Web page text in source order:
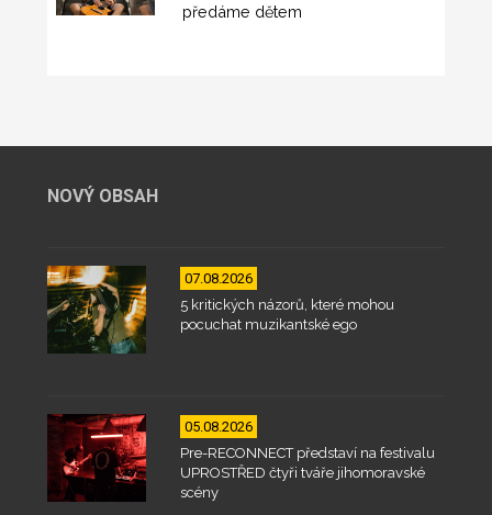
předáme dětem
NOVÝ OBSAH
07.08.2026
5 kritických názorů, které mohou
pocuchat muzikantské ego
05.08.2026
Pre-RECONNECT představí na festivalu
UPROSTŘED čtyři tváře jihomoravské
scény